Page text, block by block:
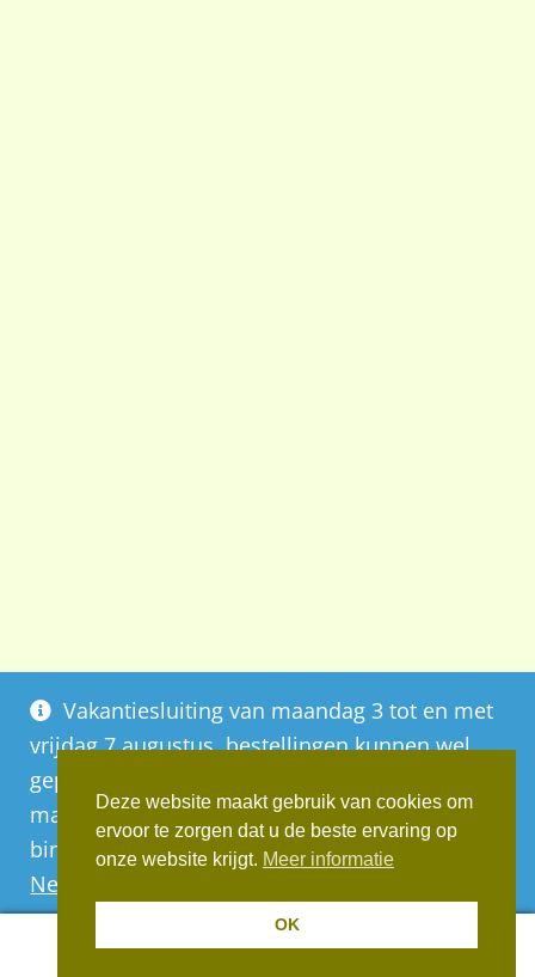
Vakantiesluiting van maandag 3 tot en met
vrijdag 7 augustus, bestellingen kunnen wel
geplaatst worden, deze worden vanaf
maandag 10 augustus op volgorde van
binnenkomst verwerkt
Negeren
0
Deze website maakt gebruik van cookies om
ervoor te zorgen dat u de beste ervaring op
onze website krijgt. Meer informatie
OK